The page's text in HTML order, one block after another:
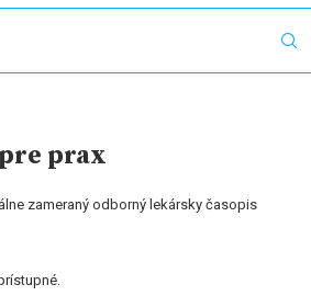
prax
zameraný odborný lekársky časopis